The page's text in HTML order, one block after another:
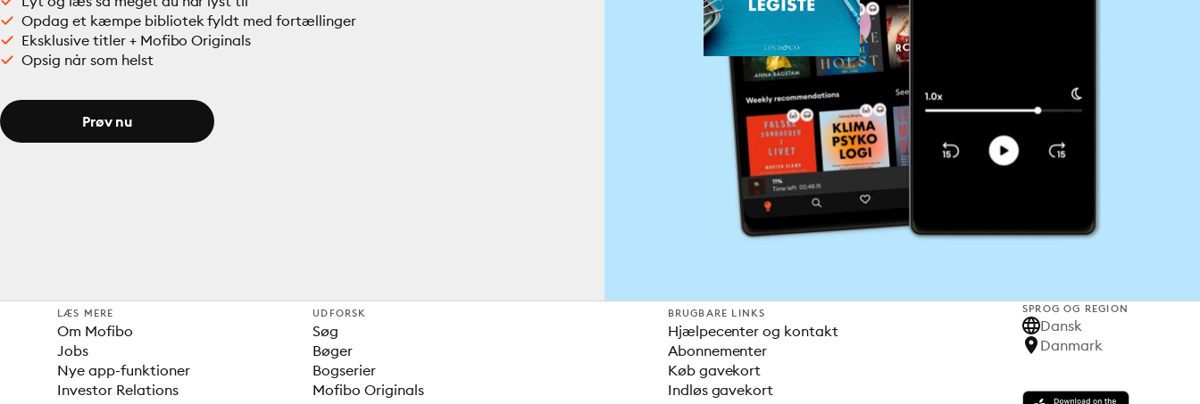
Opdag et kæmpe bibliotek fyldt med fortællinger
Eksklusive titler + Mofibo Originals
Opsig når som helst
Prøv nu
LÆS MERE
Om Mofibo
Jobs
Nye app-funktioner
Investor Relations
UDFORSK
Søg
Bøger
Bogserier
Mofibo Originals
BRUGBARE LINKS
Hjælpecenter og kontakt
Abonnementer
Køb gavekort
Indløs gavekort
SPROG OG REGION
Dansk
Danmark